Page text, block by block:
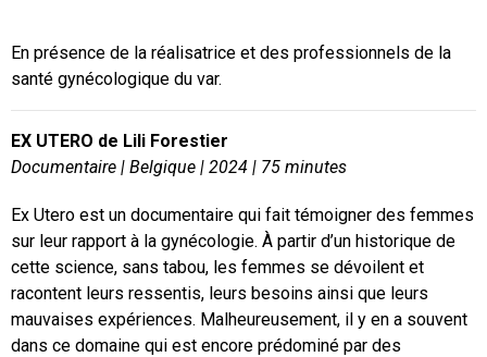
En présence de la réalisatrice et des professionnels de la
santé gynécologique du var.
EX UTERO de Lili Forestier
Documentaire | Belgique | 2024 | 75 minutes
Ex Utero est un documentaire qui fait témoigner des femmes
sur leur rapport à la gynécologie. À partir d’un historique de
cette science, sans tabou, les femmes se dévoilent et
racontent leurs ressentis, leurs besoins ainsi que leurs
mauvaises expériences. Malheureusement, il y en a souvent
dans ce domaine qui est encore prédominé par des